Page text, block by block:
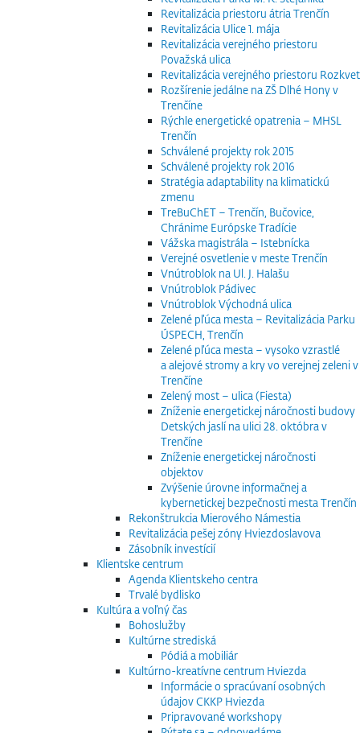
Revitalizácia priestoru átria Trenčín
Revitalizácia Ulice 1. mája
Revitalizácia verejného priestoru
Považská ulica
Revitalizácia verejného priestoru Rozkvet
Rozšírenie jedálne na ZŠ Dlhé Hony v
Trenčíne
Rýchle energetické opatrenia – MHSL
Trenčín
Schválené projekty rok 2015
Schválené projekty rok 2016
Stratégia adaptability na klimatickú
zmenu
TreBuChET – Trenčín, Bučovice,
Chránime Európske Tradície
Vážska magistrála – Istebnícka
Verejné osvetlenie v meste Trenčín
Vnútroblok na Ul. J. Halašu
Vnútroblok Pádivec
Vnútroblok Východná ulica
Zelené pľúca mesta – Revitalizácia Parku
ÚSPECH, Trenčín
Zelené pľúca mesta – vysoko vzrastlé
a alejové stromy a kry vo verejnej zeleni v
Trenčíne
Zelený most – ulica (Fiesta)
Zníženie energetickej náročnosti budovy
Detských jaslí na ulici 28. októbra v
Trenčíne
Zníženie energetickej náročnosti
objektov
Zvýšenie úrovne informačnej a
kybernetickej bezpečnosti mesta Trenčín
Rekonštrukcia Mierového Námestia
Revitalizácia pešej zóny Hviezdoslavova
Zásobník investícií
Klientske centrum
Agenda Klientskeho centra
Trvalé bydlisko
Kultúra a voľný čas
Bohoslužby
Kultúrne strediská
Pódiá a mobiliár
Kultúrno-kreatívne centrum Hviezda
Informácie o spracúvaní osobných
údajov CKKP Hviezda
Pripravované workshopy